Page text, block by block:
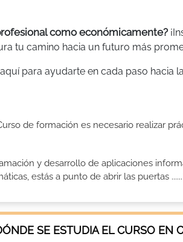
como económicamente?
tu camino hacia un futuro más
para ayudarte en cada paso hacia
de formación es necesario realizar
y desarrollo de aplicaciones
estás a punto de abrir las puertas ......
SE ESTUDIA EL CURSO EN